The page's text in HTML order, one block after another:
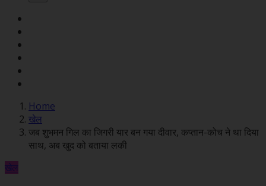
Home
खेल
जब शुभमन गिल का जिगरी यार बन गया दीवार, कप्तान-कोच ने था दिया
साथ, अब खुद को बताया लकी
खेल